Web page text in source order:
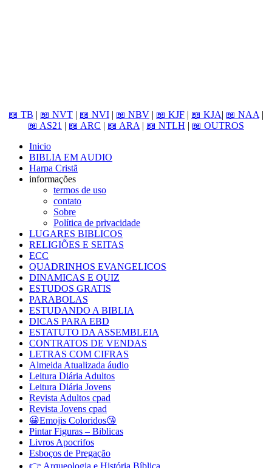
📖 TB | 📖 NVT | 📖 NVI | 📖 NBV | 📖 KJF | 📖 KJA| 📖 NAA |
📖 AS21 | 📖 ARC | 📖 ARA | 📖 NTLH | 📖 OUTROS
Inicio
BIBLIA EM AUDIO
Harpa Cristã
informações
termos de uso
contato
Sobre
Política de privacidade
LUGARES BIBLICOS
RELIGIÕES E SEITAS
ECC
QUADRINHOS EVANGELICOS
DINAMICAS E QUIZ
ESTUDOS GRATIS
PARABOLAS
ESTUDANDO A BIBLIA
DICAS PARA EBD
ESTATUTO DA ASSEMBLEIA
CONTRATOS DE VENDAS
LETRAS COM CIFRAS
Almeida Atualizada áudio
Leitura Diária Adultos
Leitura Diária Jovens
Revista Adultos cpad
Revista Jovens cpad
😀Emojis Coloridos😘
Pintar Figuras – Biblicas
Livros Apocrifos
Esboços de Pregação
👉 Arqueologia e História Bíblica